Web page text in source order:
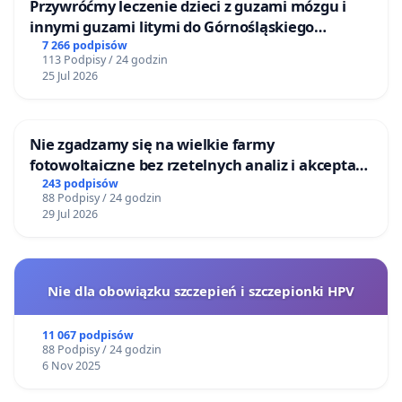
miejscowości nawet 75% przez 10 lat i wynoszący
średnio, przez ostatnie 20 lat, dla obszaru korytarza
czerwonego 56%. Zgodnie z oficjalnymi prognozami
demograficznymi prezentowanymi przez Główny Urząd
Planowana inwestycja w korytarzu czerwonym nie
uwzględnia obowiązujących miejscowych planów
zagospodarowania przestrzennego, studium Gminy
Wiązowna, wydanych już warunków zabudowy, oraz
procesów inwestycyjnych. Zgodnie z danymi Urzędu
Gminy Wiązowna w obszarze korytarza czerwonego w
zabudowy dla nowych budynków mieszkalnych
jednorodzinnych.
Przywróćmy leczenie dzieci z guzami mózgu i
innymi guzami litymi do Górnośląskiego
Centrum Zdrowia Dziecka w Katowicach
7 266 podpisów
113 Podpisy / 24 godzin
25 Jul 2026
Nie zgadzamy się na wielkie farmy
fotowoltaiczne bez rzetelnych analiz i akceptacji
mieszkańców
243 podpisów
88 Podpisy / 24 godzin
29 Jul 2026
Nie dla obowiązku szczepień i szczepionki HPV
11 067 podpisów
88 Podpisy / 24 godzin
6 Nov 2025